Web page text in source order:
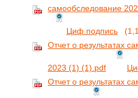
самообследование
Циф.подпись
Отчет о результатах
2023 (1) (1).pdf
Отчет о результатах